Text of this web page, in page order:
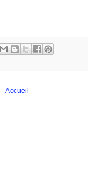
Accueil